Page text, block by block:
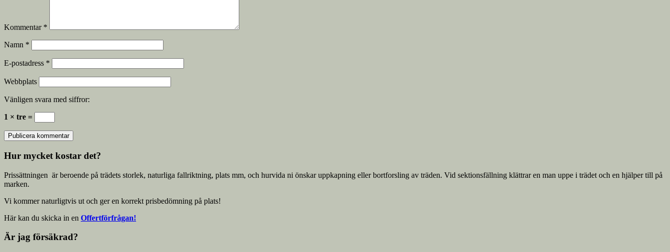
Kommentar *
Namn *
E-postadress *
Webbplats
Vänligen svara med siffror:
1 × tre =
Hur mycket kostar det?
Prissättningen är beroende på trädets storlek, naturliga fallriktning, plats mm, och hurvida ni önskar uppkapning eller bortforsling av träden. Vid sektionsfällning klättrar en man uppe i trädet och en hjälper till på
marken.
Vi kommer naturligtvis ut och ger en korrekt prisbedömning på plats!
Här kan du skicka in en Offertförfrågan!
Är jag försäkrad?